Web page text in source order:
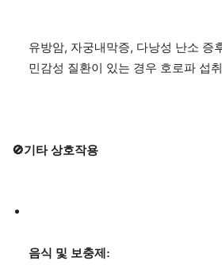
유방암, 자궁내막증, 다낭성 난소 증
민감성 질환이 있는 경우 호로파 섭
🚫기타 상호작용
음식 및 보충제: